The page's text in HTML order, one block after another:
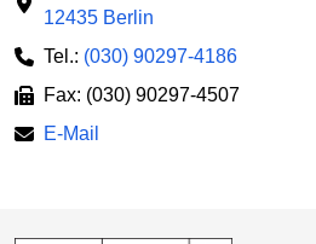
12435 Berlin
Tel.: (030) 90297-4186
Fax: (030) 90297-4507
E-Mail